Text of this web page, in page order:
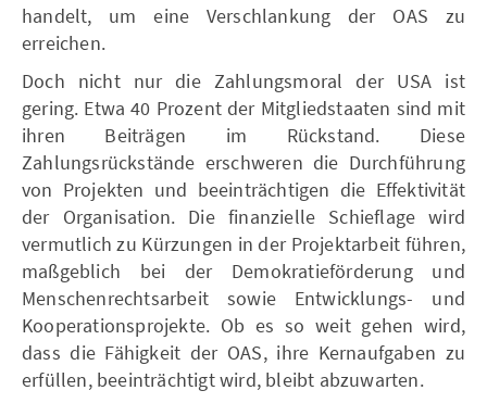
handelt, um eine Verschlankung der OAS zu
erreichen.
Doch nicht nur die Zahlungsmoral der USA ist
gering. Etwa 40 Prozent der Mitgliedstaaten sind mit
ihren Beiträgen im Rückstand. Diese
Zahlungsrückstände erschweren die Durchführung
von Projekten und beeinträchtigen die Effektivität
der Organisation. Die finanzielle Schieflage wird
vermutlich zu Kürzungen in der Projektarbeit führen,
maßgeblich bei der Demokratieförderung und
Menschenrechtsarbeit sowie Entwicklungs- und
Kooperationsprojekte. Ob es so weit gehen wird,
dass die Fähigkeit der OAS, ihre Kernaufgaben zu
erfüllen, beeinträchtigt wird, bleibt abzuwarten.